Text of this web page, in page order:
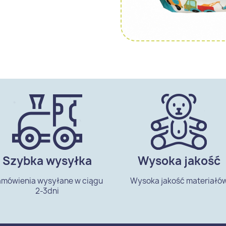
Szybka wysyłka
wysyłane w ciągu
2-3dni
Wysoka jakość
Wysoka jakość